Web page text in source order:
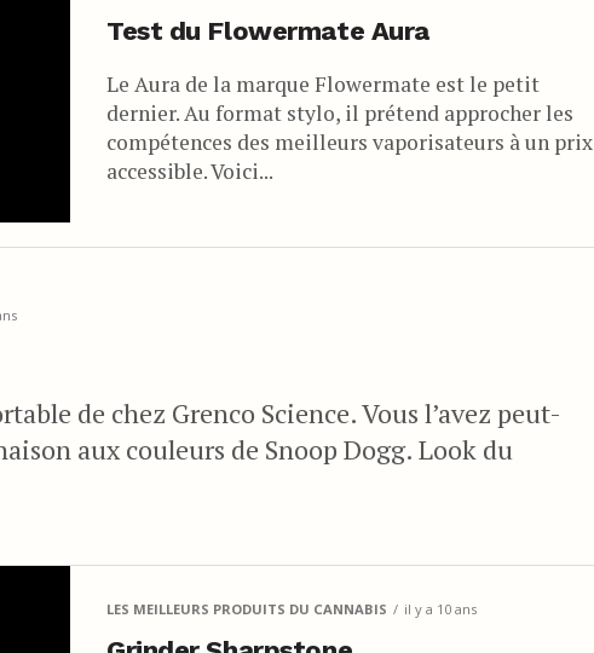
Test du Flowermate Aura
Le Aura de la marque Flowermate est le petit
dernier. Au format stylo, il prétend approcher les
compétences des meilleurs vaporisateurs à un prix
accessible. Voici...
de chez Grenco Science. Vous l’avez peut-
aux couleurs de Snoop Dogg. Look du
LES MEILLEURS PRODUITS DU CANNABIS il y a 10 ans